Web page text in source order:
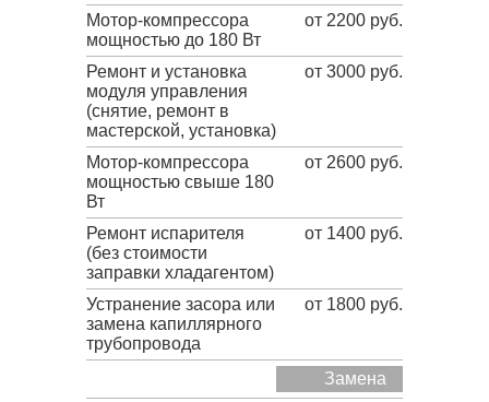
Мотор-компрессора
мощностью до 180 Вт
от 2200 руб.
Ремонт и установка
модуля управления
(снятие, ремонт в
мастерской, установка)
от 3000 руб.
Мотор-компрессора
мощностью свыше 180
Вт
от 2600 руб.
Ремонт испарителя
(без стоимости
заправки хладагентом)
от 1400 руб.
Устранение засора или
замена капиллярного
трубопровода
от 1800 руб.
Замена